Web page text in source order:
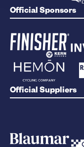
Official Sponsors
Official Suppliers